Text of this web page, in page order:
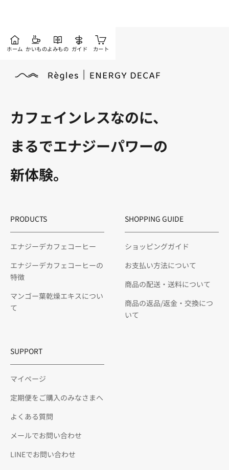
ホーム かいものよみもの ガイド カート
カフェインレスなのに、
まるでエナジーパワーの
新体験。
PRODUCTS
エナジーデカフェコーヒー
エナジーデカフェコーヒーの
特徴
マンゴー葉乾燥エキスについ
て
SHOPPING GUIDE
ショッピングガイド
お支払い方法について
商品の配送・送料について
商品の返品/返金・交換につ
いて
SUPPORT
マイページ
定期便をご購入のみなさまへ
よくある質問
メールでお問い合わせ
LINEでお問い合わせ